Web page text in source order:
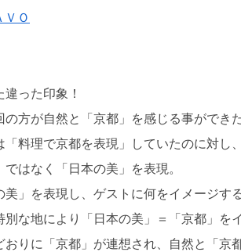
Ｏ
った印象！
方が自然と「京都」を感じる事ができ
料理で京都を表現」していたのに対し
はなく「日本の美」を表現。
」を表現し、ゲストに何をイメージす
な地により「日本の美」＝「京都」を
りに「京都」が連想され、自然と「京